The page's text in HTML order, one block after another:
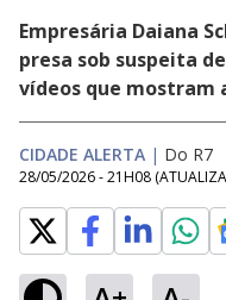
Empresária Daiana
presa sob suspeita
vídeos que mostram
CIDADE ALERTA | Do R7
28/05/2026 - 21H08